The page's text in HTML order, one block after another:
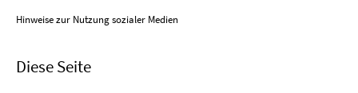
Hinweise zur Nutzung sozialer Medien
Diese Seite